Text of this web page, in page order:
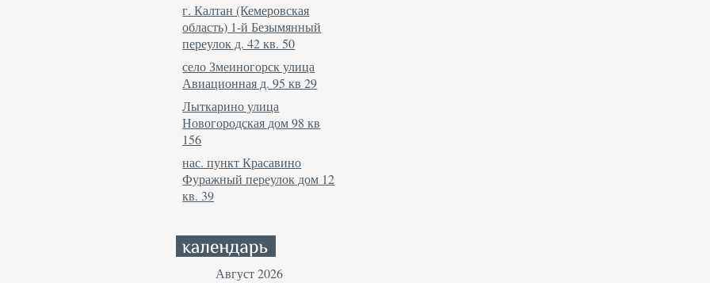
г. Калтан (Кемеровская
область) 1-й Безымянный
переулок д. 42 кв. 50
село Змеиногорск улица
Авиационная д. 95 кв 29
Лыткарино улица
Новогородская дом 98 кв
156
нас. пункт Красавино
Фуражный переулок дом 12
кв. 39
Август 2026